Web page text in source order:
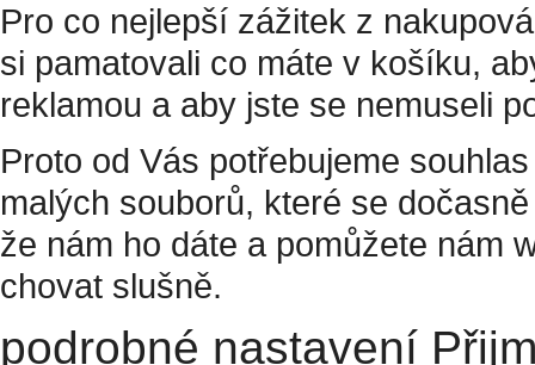
Pro co nejlepší zážitek z
si pamatovali co máte v košíku,
reklamou a aby jste se nemuseli
Proto od Vás potřebujeme
malých souborů, které se
že nám ho dáte a pomůžete nám
chovat slušně.
podrobné nastavení